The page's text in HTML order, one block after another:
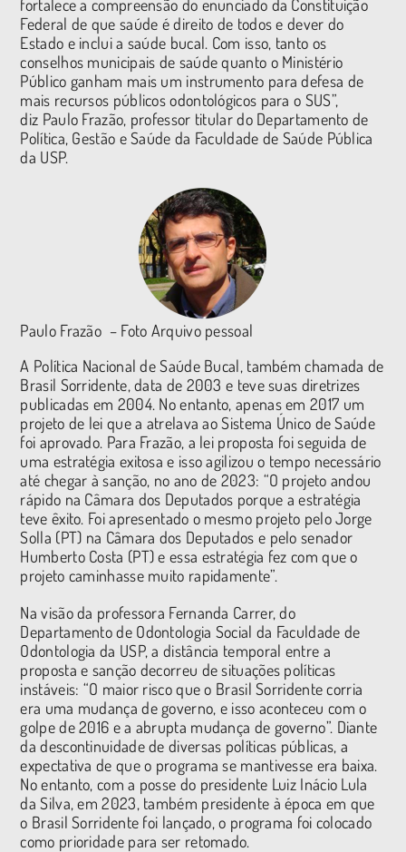
fortalece a compreensão do enunciado da Constituição
Federal de que saúde é direito de todos e dever do
Estado e inclui a saúde bucal. Com isso, tanto os
conselhos municipais de saúde quanto o Ministério
Público ganham mais um instrumento para defesa de
mais recursos públicos odontológicos para o SUS”,
diz Paulo Frazão, professor titular do Departamento de
Política, Gestão e Saúde da Faculdade de Saúde Pública
da USP.
Paulo Frazão – Foto Arquivo pessoal
A Política Nacional de Saúde Bucal, também chamada de
Brasil Sorridente, data de 2003 e teve suas diretrizes
publicadas em 2004. No entanto, apenas em 2017 um
projeto de lei que a atrelava ao Sistema Único de Saúde
foi aprovado. Para Frazão, a lei proposta foi seguida de
uma estratégia exitosa e isso agilizou o tempo necessário
até chegar à sanção, no ano de 2023: “O projeto andou
rápido na Câmara dos Deputados porque a estratégia
teve êxito. Foi apresentado o mesmo projeto pelo Jorge
Solla (PT) na Câmara dos Deputados e pelo senador
Humberto Costa (PT) e essa estratégia fez com que o
projeto caminhasse muito rapidamente”.
Na visão da professora Fernanda Carrer, do
Departamento de Odontologia Social da Faculdade de
Odontologia da USP, a distância temporal entre a
proposta e sanção decorreu de situações políticas
instáveis: “O maior risco que o Brasil Sorridente corria
era uma mudança de governo, e isso aconteceu com o
golpe de 2016 e a abrupta mudança de governo”. Diante
da descontinuidade de diversas políticas públicas, a
expectativa de que o programa se mantivesse era baixa.
No entanto, com a posse do presidente Luiz Inácio Lula
da Silva, em 2023, também presidente à época em que
o Brasil Sorridente foi lançado, o programa foi colocado
como prioridade para ser retomado.